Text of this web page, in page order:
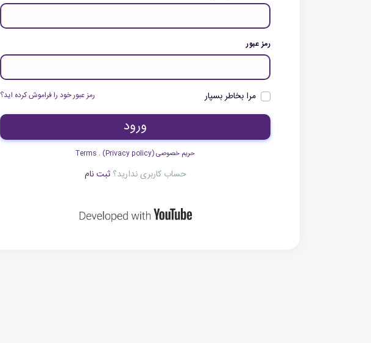
رمز عبور
رمز عبور خود را فراموش کرده اید؟ مرا بخاطر بسپار
ورود
حریم خصوصی (Privacy policy) ,
Terms
حساب کاربری ندارید؟ثبت نام